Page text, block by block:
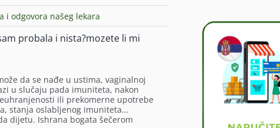
i odgovora našeg lekara
probala i nista?mozete li mi
da se nađe u ustima, vaginalnoj
u slučaju pada imuniteta, nakon
ili prekomerne upotrebe
stanja oslabljenog imuniteta…
dijetu. Ishrana bogata šečerom